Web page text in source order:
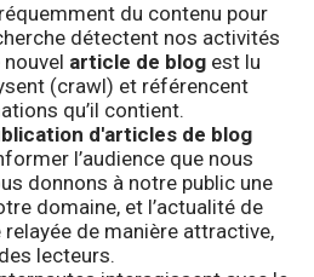
du contenu pour
détectent nos activités
article de blogest lu
(crawl) et référencent
qu’il contient.
d'articles de blog
l’audience que nous
donnons à notre public une
domaine, et l’actualité de
de manière attractive,
lecteurs.